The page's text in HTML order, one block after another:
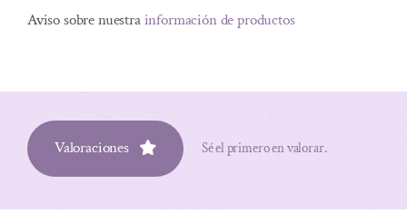
Aviso sobre nuestrainformación de productos
Valoraciones Sé el primero en valorar.